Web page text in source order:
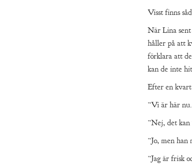
Visst finns
När Lina
håller på att
förklara att
kan de inte
Efter en
”Vi är här
”Nej, det
”Jo, men
”Jag är frisk